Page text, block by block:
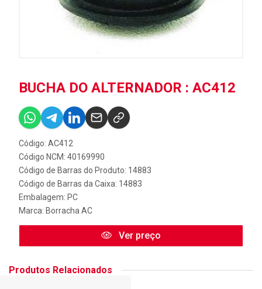
BUCHA DO ALTERNADOR : AC412
Código: AC412
Código NCM: 40169990
Código de Barras do Produto: 14883
Código de Barras da Caixa: 14883
Embalagem: PC
Marca: Borracha AC
Ver preço
Produtos Relacionados